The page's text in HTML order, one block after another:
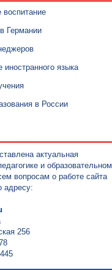
воспитание
Германии
иностранного языка
в России
актуальная
и образовательном
вопросам о работе сайта
адресу:
256